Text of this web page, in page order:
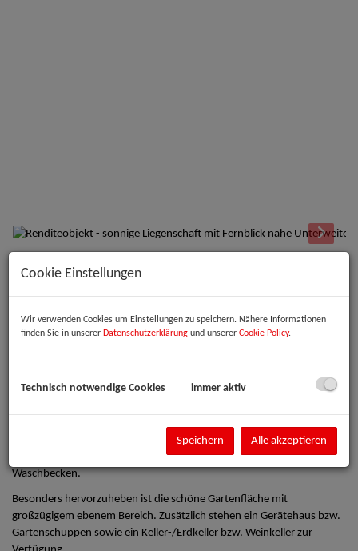
Beschreibung
Zum Verkauf steht eine charmante Liegenschaft auf einem sonnigen
Grundstück mit herrlicher Südausrichtung und traumhaftem
angenehme Atmosphäre.
Wohnzimmer mit Festbrennstoffofen, einen kleinen Küchenbereich,
ein Schlafzimmer sowie ein Badezimmer mit Dusche, WC und
Waschbecken.
Besonders hervorzuheben ist die schöne Gartenfläche mit
großzügigem ebenem Bereich. Zusätzlich stehen ein Gerätehaus bzw.
Gartenschuppen sowie ein Keller-/Erdkeller bzw. Weinkeller zur
Cookie Einstellungen
Wir verwenden Cookies um Einstellungen zu speichern. Nähere Informationen
finden Sie in unserer Datenschutzerklärung und unserer Cookie Policy.
Technisch notwendige Cookies immer aktiv
Speichern Alle akzeptieren